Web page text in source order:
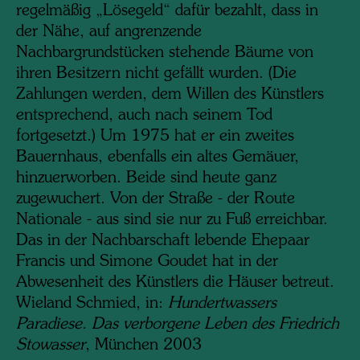
regelmäßig „Lösegeld“ dafür bezahlt, dass in
der Nähe, auf angrenzende
Nachbargrundstücken stehende Bäume von
ihren Besitzern nicht gefällt wurden. (Die
Zahlungen werden, dem Willen des Künstlers
entsprechend, auch nach seinem Tod
fortgesetzt.) Um 1975 hat er ein zweites
Bauernhaus, ebenfalls ein altes Gemäuer,
hinzuerworben. Beide sind heute ganz
zugewuchert. Von der Straße - der Route
Nationale - aus sind sie nur zu Fuß erreichbar.
Das in der Nachbarschaft lebende Ehepaar
Francis und Simone Goudet hat in der
Abwesenheit des Künstlers die Häuser betreut.
Wieland Schmied, in: Hundertwassers
Paradiese. Das verborgene Leben des Friedrich
Stowasser, München 2003